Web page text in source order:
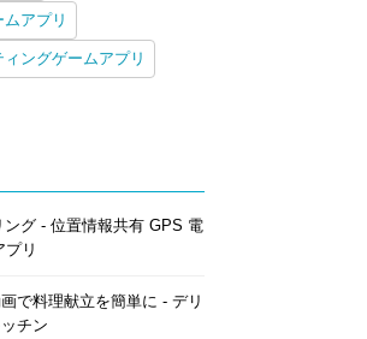
アプリ
ングゲームアプリ
ング - 位置情報共有 GPS 電
プリ
で料理献立を簡単‪に - デリ
チン